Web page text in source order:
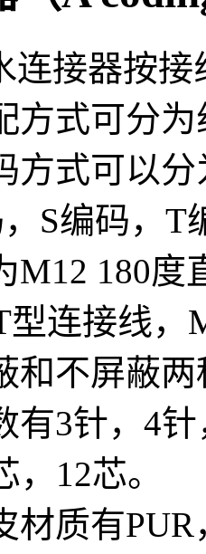
连接器按
方式可分
方式可以
S编码，T
M12 180度
型连接线，
和不屏蔽
有3针，4
12芯。
材质有PUR